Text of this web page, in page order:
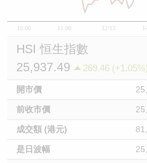
10:00 11:00 12/13
HSI 恒生指數
25,937.49
269.46 (+1.05%)
開市價
前收市價
成交額 (港元)
是日波幅